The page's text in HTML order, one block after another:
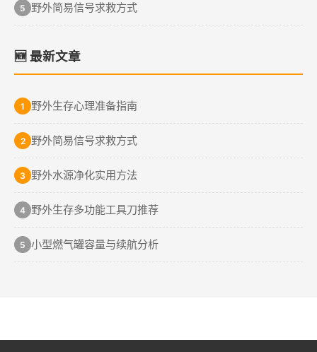
5 野外简易信号求救方式
🆕 最新文章
1 野外生存心理准备指南
2 野外简易信号求救方式
3 野外水源净化实用方法
4 野外生存多功能工具刀推荐
5 小型燃气罐容量与续航分析